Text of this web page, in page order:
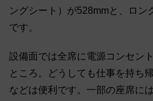
ングシート）が528mmと、ロン
です。
設備面では全席に電源コンセン
ところ。どうしても仕事を持ち
などは便利です。一部の座席に